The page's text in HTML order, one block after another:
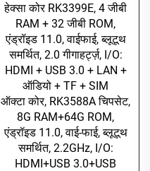
हेक्सा कोर RK3399E, 4 जीबी
RAM + 32 जीबी ROM,
एंड्रॉइड 11.0, वाईफाई, ब्लूटूथ
समर्थित, 2.0 गीगाहर्ट्ज़, I/O:
HDMI + USB 3.0 + LAN +
ऑडियो + TF + SIM
ऑक्टा कोर, RK3588A चिपसेट,
8G RAM+64G ROM,
एंड्रॉइड 11.0, वाई-फाई, ब्लूटूथ
समर्थित, 2.2GHz, I/O:
HDMI+USB 3.0+USB